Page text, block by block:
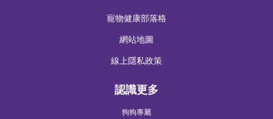
寵物健康部落格
網站地圖
線上隱私政策
認識更多
狗狗專屬